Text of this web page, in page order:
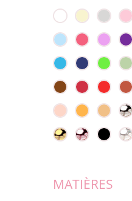
MATIÈRES